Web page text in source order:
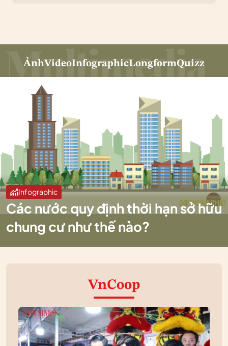
ẢnhVideoInfographicLongformQuizz
Infographic
Các nước quy định thời hạn sở hữu
chung cư như thế nào?
VnCoop